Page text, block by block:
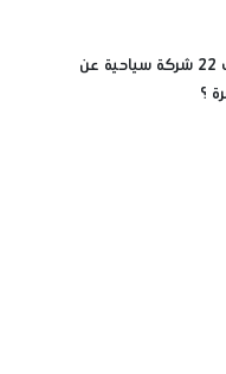
كم تبلغ مدة إيقاف 22 شركة سياحية عن
؟